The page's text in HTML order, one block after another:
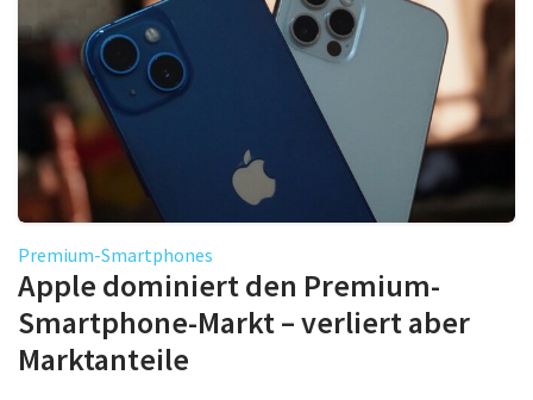
Premium-Smartphones
Apple dominiert den Premium-
Smartphone-Markt – verliert aber
Marktanteile